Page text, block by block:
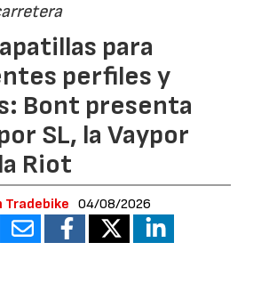
para
perfiles y
Bont presenta
SL, la Vaypor
Riot
Tradebike 04/08/2026